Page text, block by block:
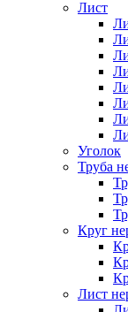
Лист
Уголок
Труба
Круг
Лист